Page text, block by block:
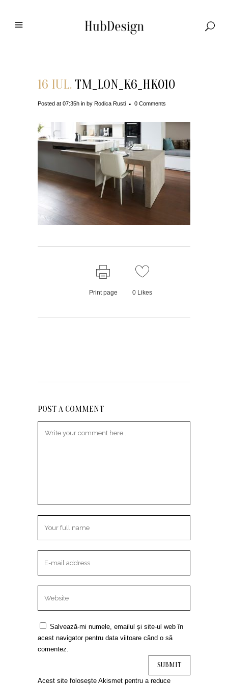
16 IUL. TM_LON_K6_HK010
Posted at 07:35h in by Rodica Rusti 0 Comments
Print page 0Likes
POST A COMMENT
Salvează-mi numele, emailul și site-ul web în
acest navigator pentru data viitoare când o să
comentez.
Acest site folosește Akismet pentru a reduce